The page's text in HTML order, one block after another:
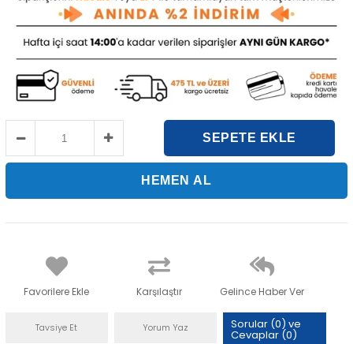
Favorilere Ekle Karşılaştır Gelince Haber Ver
Tavsiye Et Yorum Yaz Sorular (0) ve
Cevaplar (0)